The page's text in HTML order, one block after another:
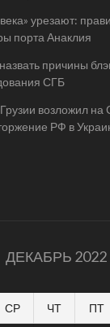
урезают:
порта Анаклия
причины
СГБ
возложил на
РФ в
ДЕКАБРЬ 2022
СР ЧТ ПТ